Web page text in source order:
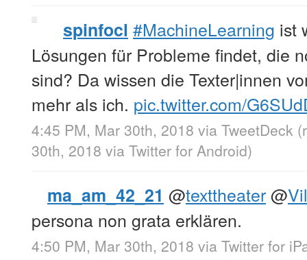
spinfocl #MachineLearning ist
Lösungen für Probleme findet, die
sind? Da wissen die Texter|innen
mehr als ich. pic.twitter.com/
4:45 PM, Mar 30th, 2018 via TweetDeck
30th, 2018 via Twitter for Android)
ma_am_42_21 @texttheater@
persona non grata erklären.
4:50 PM, Mar 30th, 2018 via Twitter for